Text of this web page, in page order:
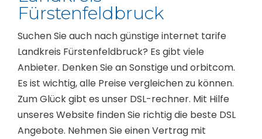
Fürstenfeldbruck
Suchen Sie auch nach günstige internet tarife
Landkreis Fürstenfeldbruck? Es gibt viele
Anbieter. Denken Sie an Sonstige und orbitcom.
Es ist wichtig, alle Preise vergleichen zu können.
Zum Glück gibt es unser DSL-rechner. Mit Hilfe
unseres Website finden Sie richtig die beste DSL
Angebote. Nehmen Sie einen Vertrag mit